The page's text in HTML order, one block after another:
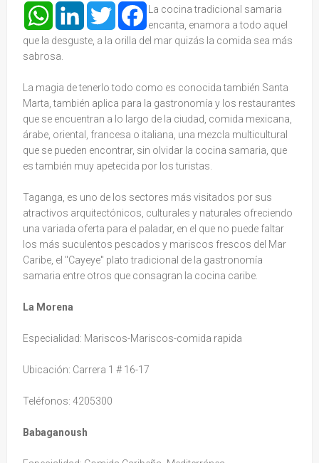
WhatsAppLinkedInTwitter Facebook
La cocina tradicional samaria
encanta, enamora a todo aquel
que la desguste, a la orilla del mar quizás la comida sea más
sabrosa.
La magia de tenerlo todo como es conocida también Santa
Marta, también aplica para la gastronomía y los restaurantes
que se encuentran a lo largo de la ciudad, comida mexicana,
árabe, oriental, francesa o italiana, una mezcla multicultural
que se pueden encontrar, sin olvidar la cocina samaria, que
es también muy apetecida por los turistas.
Taganga, es uno de los sectores más visitados por sus
atractivos arquitectónicos, culturales y naturales ofreciendo
una variada oferta para el paladar, en el que no puede faltar
los más suculentos pescados y mariscos frescos del Mar
Caribe, el "Cayeye" plato tradicional de la gastronomía
samaria entre otros que consagran la cocina caribe.
La Morena
Especialidad: Mariscos-Mariscos-comida rapida
Ubicación: Carrera 1 # 16-17
Teléfonos: 4205300
Babaganoush